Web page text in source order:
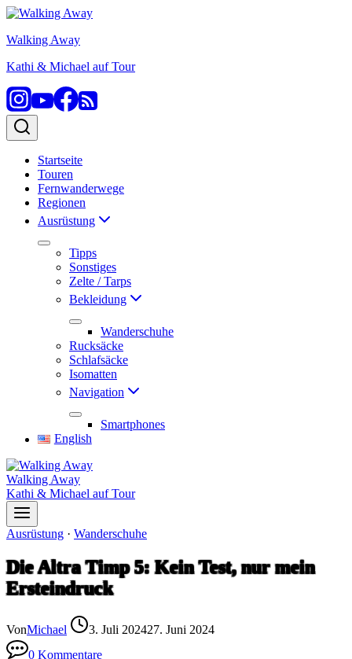
Zum
springen
Walking Away
Kathi & Michael auf Tour
Startseite
Touren
Fernwanderwege
Regionen
Ausrüstung
Tipps
Sonstiges
Zelte / Tarps
Bekleidung
Wanderschuhe
Rucksäcke
Schlafsäcke
Isomatten
Navigation
Smartphones
English
Walking Away
Kathi & Michael auf Tour
Ausrüstung · Wanderschuhe
Die Altra Timp 5: Kein Test, nur mein
Ersteindruck
VonMichael 3. Juli 202427. Juni 2024
0 Kommentare